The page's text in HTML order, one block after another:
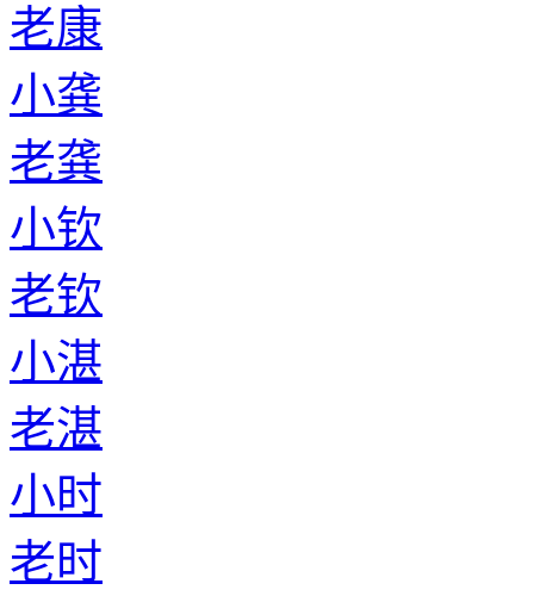
老康
小龚
老龚
小钦
老钦
小湛
老湛
小时
老时